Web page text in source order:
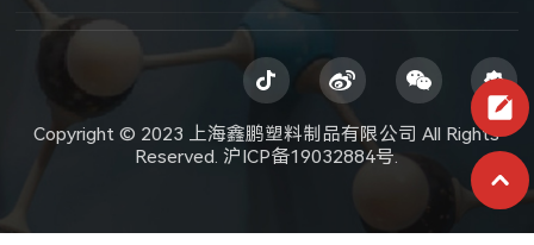
Copyright © 2023 上海鑫鹏塑料制品有限公司 All Rights
Reserved.沪ICP备19032884号.